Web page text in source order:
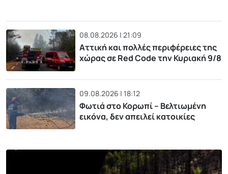
08.08.2026 | 21:09
Αττική και πολλές περιφέρειες της
χώρας σε Red Code την Κυριακή 9/8
09.08.2026 | 18:12
Φωτιά στο Κορωπί – Βελτιωμένη
εικόνα, δεν απειλεί κατοικίες